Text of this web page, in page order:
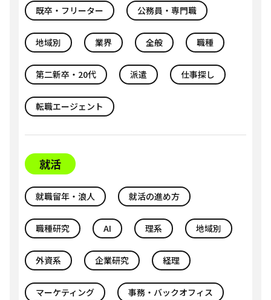
既卒・フリーター 公務員・専門職
地域別 業界 全般 職種
第二新卒・20代 派遣 仕事探し
転職エージェント
就活
就職留年・浪人 就活の進め方
職種研究 AI 理系 地域別
外資系 企業研究 経理
マーケティング 事務・バックオフィス